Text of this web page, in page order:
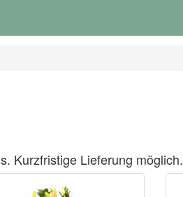
Kurzfristige Lieferung möglich.